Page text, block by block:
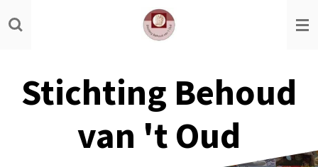
Ga
direct
hoofdinhoud
Stichting Behoud
van 't Oud